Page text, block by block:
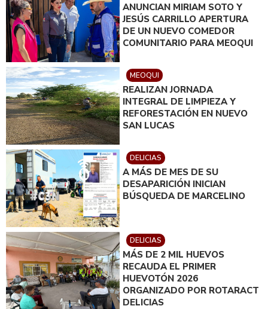
ANUNCIAN MIRIAM SOTO Y
JESÚS CARRILLO APERTURA
DE UN NUEVO COMEDOR
COMUNITARIO PARA MEOQUI
MEOQUI
REALIZAN JORNADA
INTEGRAL DE LIMPIEZA Y
REFORESTACIÓN EN NUEVO
SAN LUCAS
DELICIAS
A MÁS DE MES DE SU
DESAPARICIÓN INICIAN
BÚSQUEDA DE MARCELINO
DELICIAS
MÁS DE 2 MIL HUEVOS
RECAUDA EL PRIMER
HUEVOTÓN 2026
ORGANIZADO POR ROTARACT
DELICIAS